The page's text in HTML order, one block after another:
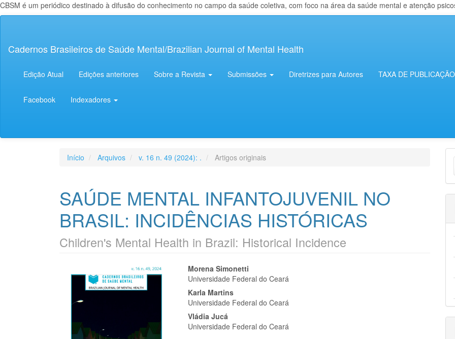
CBSM é um periódico destinado à difusão do conhecimento no campo da saúde coletiva, com foco na área da saúde mental e atenção
principal
Lateral
Cadernos Brasileiros de Saúde Mental/Brazilian Journal of Mental Health
Edição Atual Edições anteriores Sobre a Revista Submissões Diretrizes para Autores TAXA DE PUBLICAÇÃO
Facebook Indexadores
Início Arquivos v. 16 n. 49 (2024): . Artigos originais
SAÚDE MENTAL INFANTOJUVENIL NO
BRASIL: INCIDÊNCIAS HISTÓRICAS
Children's Mental Health in Brazil: Historical Incidence
Barra
lateral
de
artigos
Conteúdo
do
artigo
principal
Morena Simonetti
Universidade Federal do Ceará
Karla Martins
Universidade Federal do Ceará
Vládia Jucá
Universidade Federal do Ceará